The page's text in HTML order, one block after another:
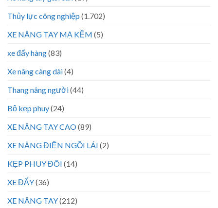
Thủy lực công nghiệp (1.702)
XE NÂNG TAY MẠ KẼM (5)
xe đẩy hàng(83)
Xe nâng càng dài(4)
Thang nâng người(44)
Bộ kẹp phuy(24)
XE NÂNG TAY CAO(89)
XE NÂNG ĐIỆN NGỒI LÁI (2)
KẸP PHUY ĐÔI (14)
XE ĐẨY(36)
XE NÂNG TAY(212)